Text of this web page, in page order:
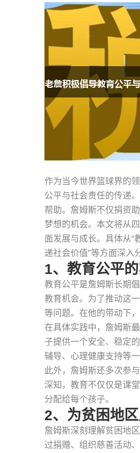
作为当今世界篮球界的
公平与社会责任的传递
帮助。詹姆斯不仅捐资
梦想的机会。本文将从
面发展与成长。具体从“
递社会价值”等方面深入
1、教育公平
教育公平是詹姆斯长期
教育机会。为了推动这
等问题。在他的带动下
在具体实践中，詹姆斯
子提供一个安全、稳定
辅导、心理健康支持等
此外，詹姆斯还多次参
深知，教育不仅仅是课
分配给每个孩子。
2、为贫困地
詹姆斯深刻理解贫困地
过捐赠、组织慈善活动